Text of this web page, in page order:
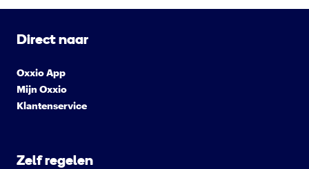
Direct naar
Oxxio App
Mijn Oxxio
Klantenservice
Zelf regelen